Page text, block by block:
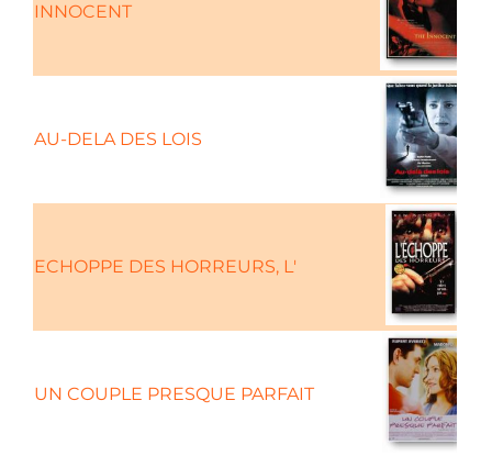
INNOCENT
AU-DELA DES LOIS
ECHOPPE DES HORREURS, L'
UN COUPLE PRESQUE PARFAIT